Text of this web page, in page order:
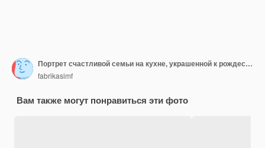
Портрет счастливой семьи на кухне, украшенной к рождеству
fabrikasimf
Вам также могут понравиться эти фото